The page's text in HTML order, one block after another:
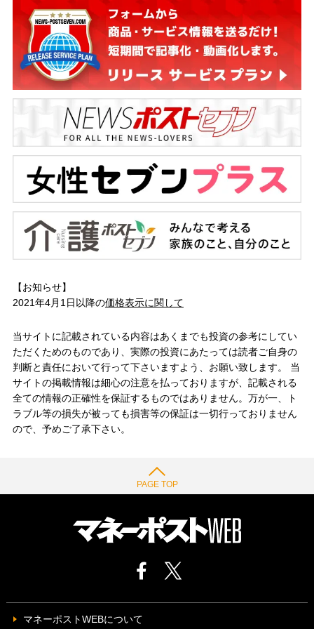
【お知らせ】
2021年4月1日以降の価格表示に関して
当サイトに記載されている内容はあくまでも投資の参考にしてい
ただくためのものであり、実際の投資にあたっては読者ご自身の
判断と責任において行って下さいますよう、お願い致します。 当
サイトの掲載情報は細心の注意を払っておりますが、記載される
全ての情報の正確性を保証するものではありません。万が一、ト
ラブル等の損失が被っても損害等の保証は一切行っておりません
ので、予めご了承下さい。
PAGE TOP
マネーポストWEBについて